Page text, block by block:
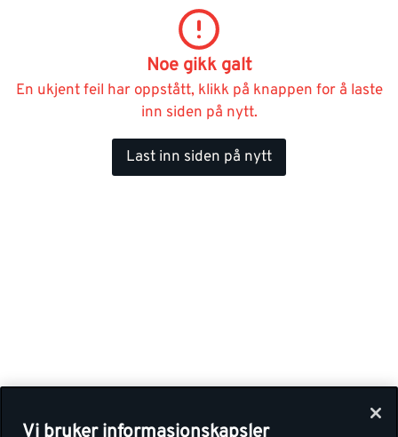
Noe gikk galt
En ukjent feil har oppstått, klikk på knappen for å laste
inn siden på nytt.
Last inn siden på nytt